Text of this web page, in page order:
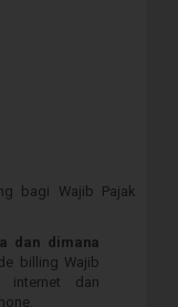
bagi Wajib Pajak
dan dimana
billing Wajib
internet dan